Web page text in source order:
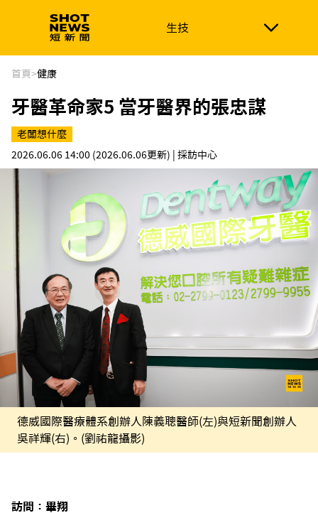
生技
生技 政治
新南向 體育
首頁>健康
牙醫革命家5 當牙醫界的張忠謀
老闆想什麼
2026.06.06 14:00 (2026.06.06更新) | 採訪中心
德威國際醫療體系創辦人陳義聰醫師(左)與短新聞創辦人
吳祥輝(右)。(劉祐龍攝影)
訪問：畢翔